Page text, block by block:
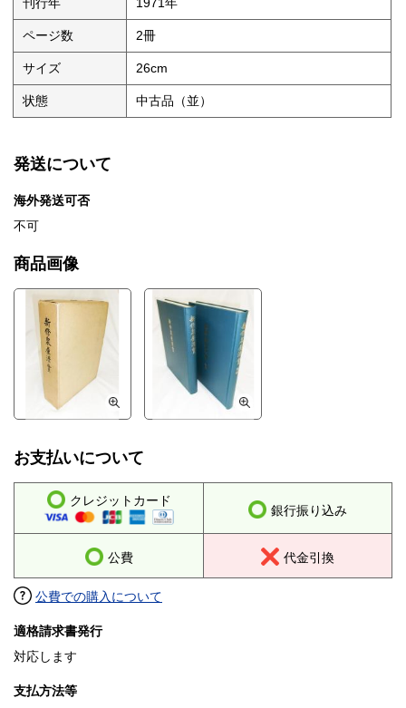
ページ数 2冊
サイズ 26cm
状態 中古品（並）
発送について
海外発送可否
不可
商品画像
お支払いについて
クレジットカード
銀行振り込み
公費 代金引換
公費での購入について
適格請求書発行
対応します
支払方法等